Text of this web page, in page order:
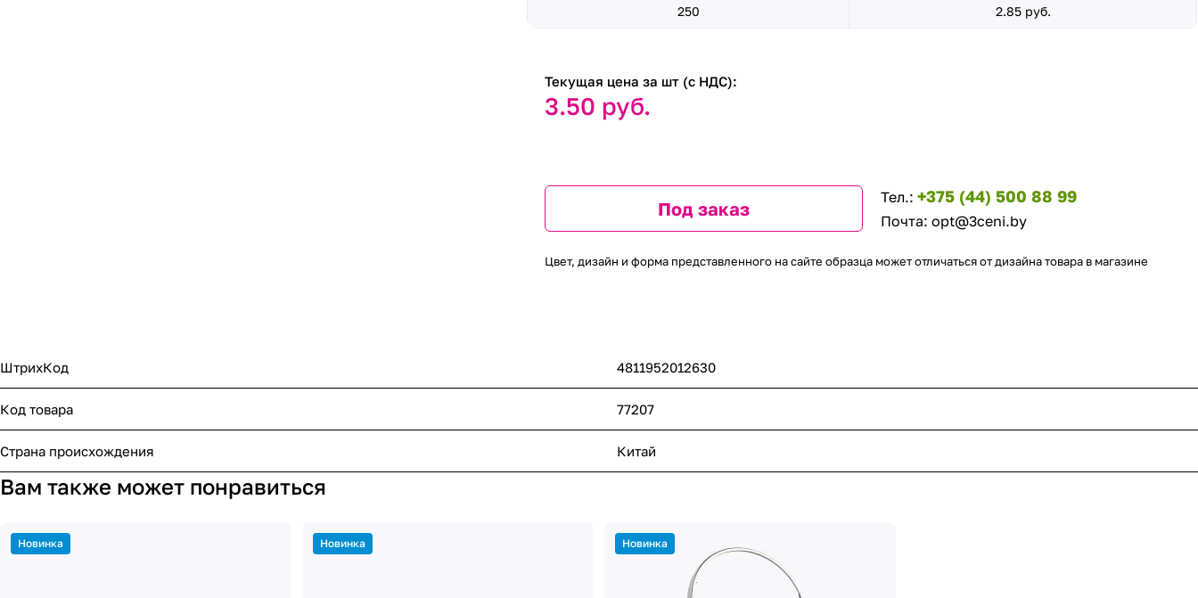
250 2.85 руб.
Текущая цена за шт (с НДС):
3.50 руб.
Под заказ
Тел.: +375 (44) 500 88 99
Почта: opt@3ceni.by
Цвет, дизайн и форма представленного на сайте образца может отличаться от дизайна товара в магазине
ШтрихКод 4811952012630
Код товара 77207
Страна происхождения Китай
Вам также может понравиться
Новинка Новинка Новинка